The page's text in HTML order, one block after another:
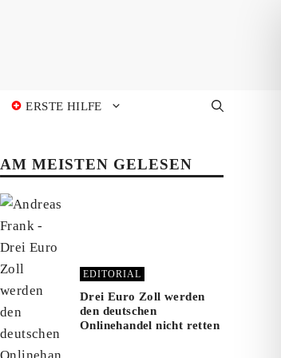
ERSTE HILFE
AM MEISTEN GELESEN
EDITORIAL
Drei Euro Zoll werden
den deutschen
Onlinehandel nicht retten